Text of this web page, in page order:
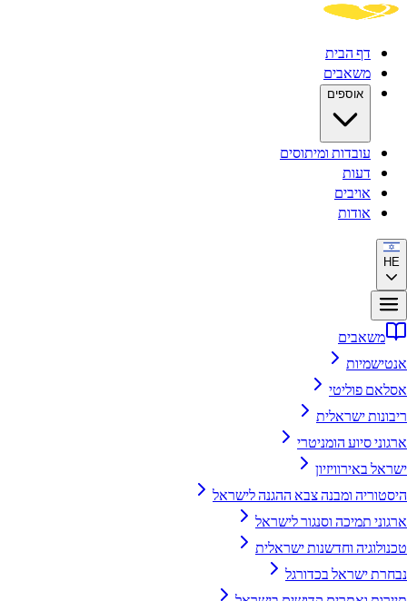
דף הבית
משאבים
אוספים
עובדות ומיתוסים
דעות
אויבים
אודות
HE
משאבים
אנטישמיות
אסלאם פוליטי
ריבונות ישראלית
ארגוני סיוע הומניטרי
ישראל באירוויזיון
היסטוריה ומבנה צבא ההגנה לישראל
ארגוני תמיכה וסנגור לישראל
טכנולוגיה וחדשנות ישראלית
נבחרת ישראל בכדורגל